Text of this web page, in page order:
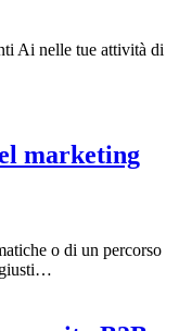
Ai nelle tue attività di
marketing
o di un percorso
giusti…